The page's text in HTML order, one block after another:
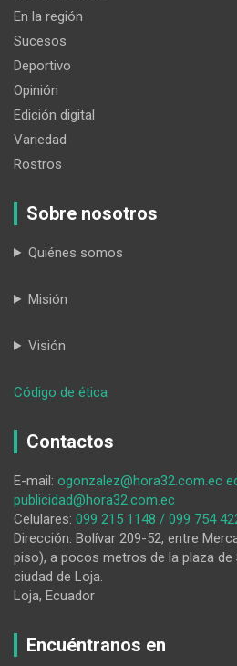
En la región
Sucesos
Deportivo
Opinión
Edición digital
Variedad
Rostros
Sobre nosotros
Quiénes somos
Misión
Visión
Código de ética
también
presentes
en
España
Contactos
E-mail: ogonzalez@hora32.com.ec
publicidad@hora32.com.ec
Celulares: 099 215 1148 / 099 754
Dirección: Bolívar 209-52, entre
piso), a pocos metros de la plaza de
ciudad de Loja.
Loja, Ecuador
Encuéntranos en